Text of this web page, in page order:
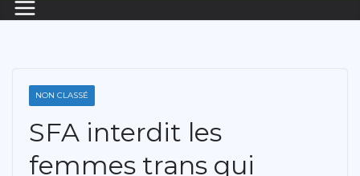
NON CLASSÉ
SFA interdit les
femmes trans qui